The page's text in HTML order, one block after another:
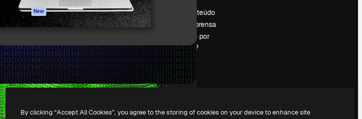
Agentes New
API
Todas as
ferramentas
Central de
confiabilidade
Empresas
Vender conteúdo
Sala de imprensa
Procurando por
magnific.ai?
Todos os direitos reservados.
By clicking “Accept All Cookies”, you agree to the storing of cookies on your device to enhance site